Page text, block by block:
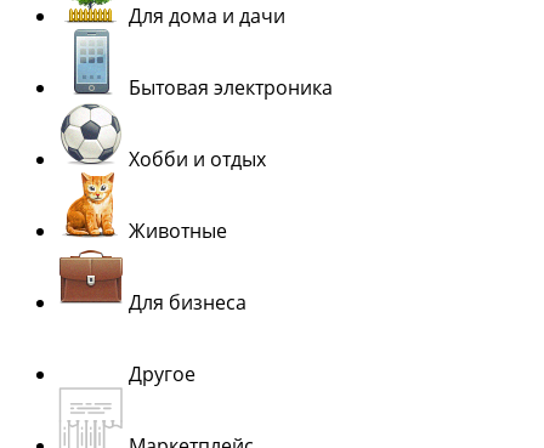
Для дома и дачи
Бытовая электроника
Хобби и отдых
Животные
Для бизнеса
Другое